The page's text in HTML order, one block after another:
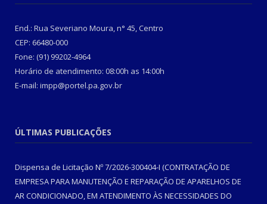
End.: Rua Severiano Moura, n° 45, Centro
CEP: 66480-000
Fone: (91) 99202-4964
Horário de atendimento: 08:00h as 14:00h
E-mail: impp@portel.pa.gov.br
ÚLTIMAS PUBLICAÇÕES
Dispensa de Licitação Nº 7/2026-300404-I (CONTRATAÇÃO DE
EMPRESA PARA MANUTENÇÃO E REPARAÇÃO DE APARELHOS DE
AR CONDICIONADO, EM ATENDIMENTO ÀS NECESSIDADES DO